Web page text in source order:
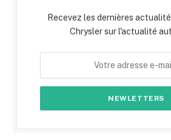
Recevez les dernières
Chrysler sur l'actualité